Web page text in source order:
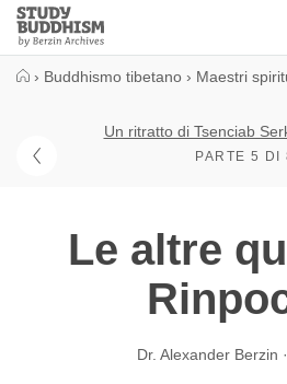
Close
Study
Buddhism
› Buddhismo tibetano › Maestri
Un ritratto di Tsenciab
PARTE 5 DI
Le altre
Dr. Alexander Berzin